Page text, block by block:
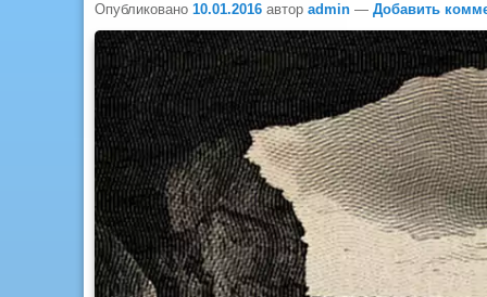
Опубликовано 10.01.2016 автор admin — Добавить